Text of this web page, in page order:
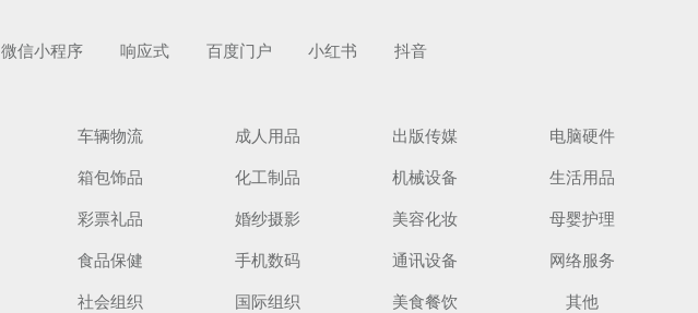
微信小程序 响应式 百度门户 小红书 抖音
车辆物流 成人用品 出版传媒
电脑硬件
箱包饰品 化工制品 机械设备
生活用品
彩票礼品 婚纱摄影 美容化妆
母婴护理
食品保健 手机数码 通讯设备
网络服务
社会组织 国际组织 美食餐饮 其他
扫码手机预览